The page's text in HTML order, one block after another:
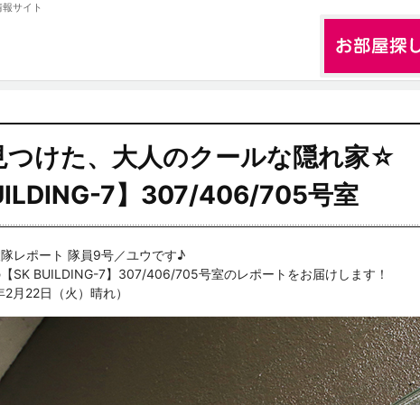
サイト
つけた、大人のクールな隠れ家☆
7】307/406/705号室
レポート 隊員9号／ユウです♪
SK BUILDING-7】307/406/705号室のレポートをお届けします！
月22日（火）晴れ）